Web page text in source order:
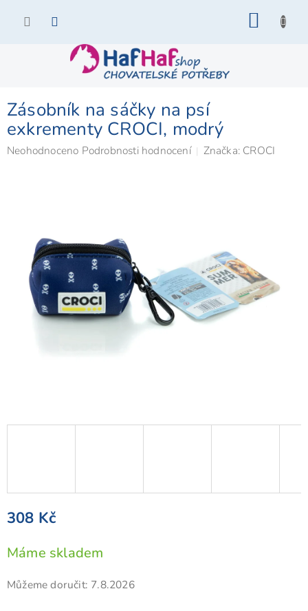
Zásobník na sáčky na psí
exkrementy CROCI, modrý
Průměrné
hvězdiček.
Neohodnoceno Podrobnosti hodnocení Značka: CROCI
308 Kč
Měrná
cena:
Máme skladem
Můžeme doručit: 7.8.2026